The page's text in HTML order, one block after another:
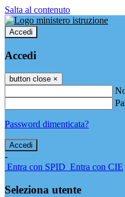
Salta al contenuto
Accedi
Accedi
button close ×
Password dimenticata?
-
Entra con SPID Entra con CIE
Seleziona utente